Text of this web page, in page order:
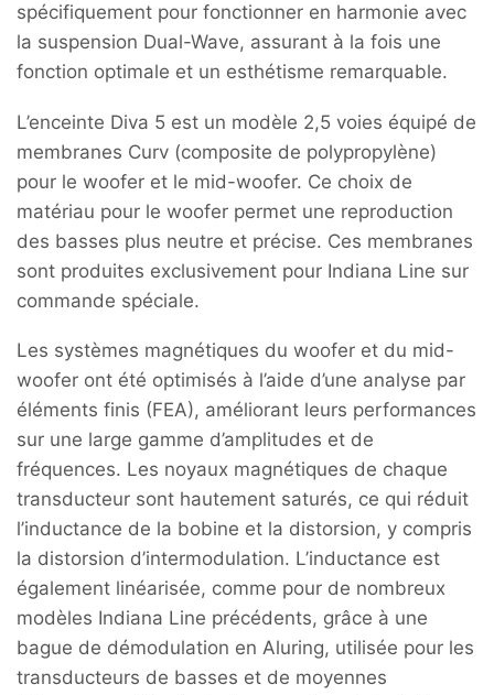
spécifiquement pour fonctionner en harmonie avec
la suspension Dual-Wave, assurant à la fois une
fonction optimale et un esthétisme remarquable.
L’enceinte Diva 5 est un modèle 2,5 voies équipé de
membranes Curv (composite de polypropylène)
pour le woofer et le mid-woofer. Ce choix de
matériau pour le woofer permet une reproduction
des basses plus neutre et précise. Ces membranes
sont produites exclusivement pour Indiana Line sur
commande spéciale.
Les systèmes magnétiques du woofer et du mid-
woofer ont été optimisés à l’aide d’une analyse par
éléments finis (FEA), améliorant leurs performances
sur une large gamme d’amplitudes et de
fréquences. Les noyaux magnétiques de chaque
transducteur sont hautement saturés, ce qui réduit
l’inductance de la bobine et la distorsion, y compris
la distorsion d’intermodulation. L’inductance est
également linéarisée, comme pour de nombreux
modèles Indiana Line précédents, grâce à une
bague de démodulation en Aluring, utilisée pour les
transducteurs de basses et de moyennes